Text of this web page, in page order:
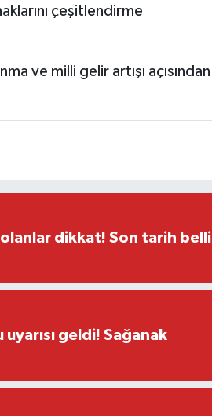
çeşitlendirme
ve milli gelir artışı açısından
olanlar dikkat! Son tarih belli
geldi! Sağanak